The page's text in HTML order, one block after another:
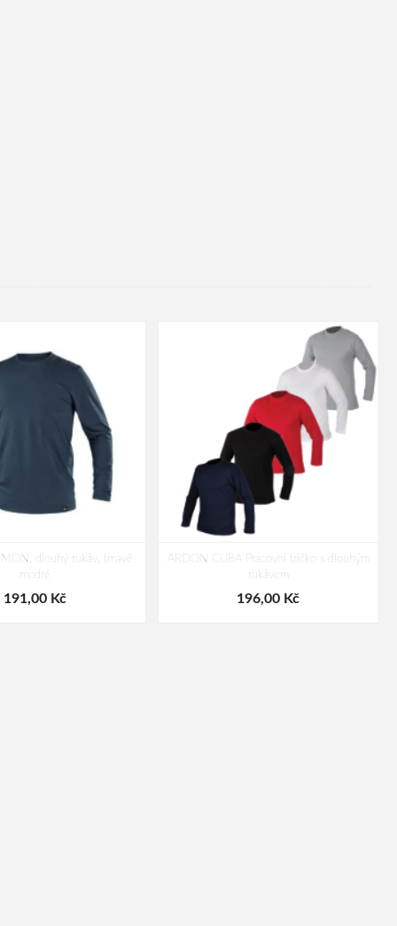
dlouhý rukáv, tmavě
modré
191,00 Kč
ARDON CUBA Pracovní tričko s dlouhým
rukávem
196,00 Kč